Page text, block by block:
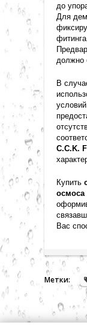
до
Для
должно
В
C.C.K.
Купить
осмоса
Вас
Метки: